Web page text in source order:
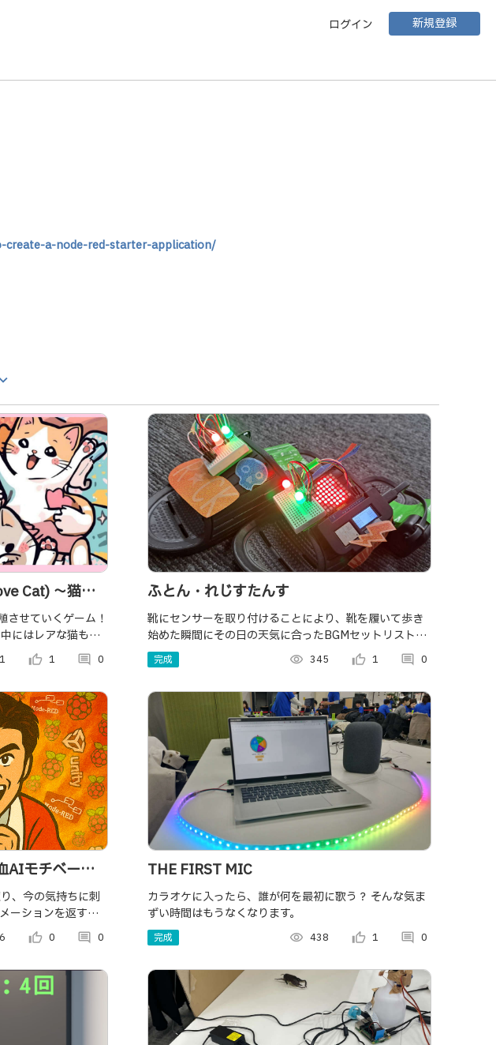
ログイン 新規登録
a-node-red-starter-application/
～猫を
させていくゲーム！
にはレアな猫も？
コア化される。
表示させる。
thumb_up_alt 1 comment 0
ふとん・れじすたんす
靴にセンサーを取り付けることにより、靴を履いて歩き
始めた瞬間にその日の天気に合ったBGMセットリストが
自動で作成されます！光ることで、より歩き出しを促進
します💡🎄
完成 visibility 345 thumb_up_alt 1 comment 0
AIモチベータ
、今の気持ちに刺
ーションを返す熱
実に燃えていま
thumb_up_alt 0 comment 0
THE FIRST MIC
カラオケに入ったら、誰が何を最初に歌う？ そんな気ま
ずい時間はもうなくなります。
完成 visibility 438 thumb_up_alt 1 comment 0